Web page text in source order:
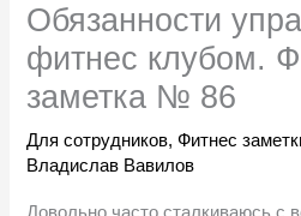
Обязанности
фитнес клубом.
заметка № 86
Для сотрудников,Фитнес
Владислав Вавилов